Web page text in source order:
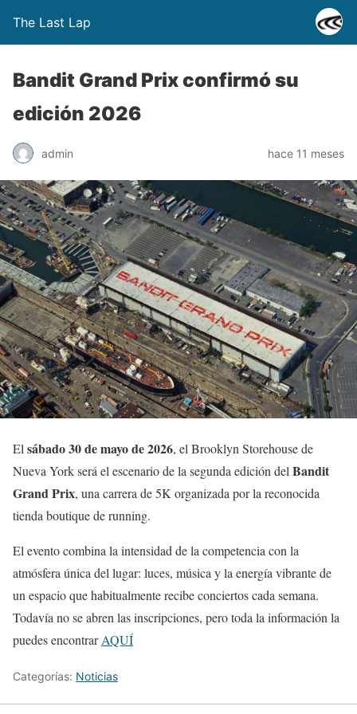
The Last Lap
Bandit Grand Prix confirmó su
edición 2026
admin hace 11 meses
El sábado 30 de mayo de 2026, el Brooklyn Storehouse de
Nueva York será el escenario de la segunda edición del Bandit
Grand Prix, una carrera de 5K organizada por la reconocida
tienda boutique de running.
El evento combina la intensidad de la competencia con la
atmósfera única del lugar: luces, música y la energía vibrante de
un espacio que habitualmente recibe conciertos cada semana.
Todavía no se abren las inscripciones, pero toda la información la
puedes encontrarAQUÍ
Categorías: Noticias